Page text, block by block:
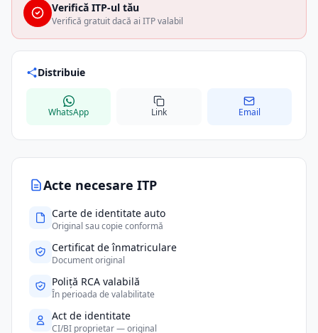
Acte necesare ITP
Carte de identitate auto
Original sau copie conformă
Certificat de înmatriculare
Document original
Poliță RCA valabilă
În perioada de valabilitate
Act de identitate
CI/BI proprietar — original
Verifică ITP-ul tău
Verifică gratuit dacă ai ITP valabil
Distribuie
WhatsApp Link Email